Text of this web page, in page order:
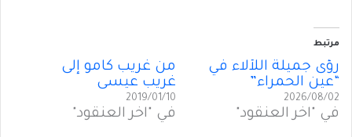
مرتبط
رؤًى جميلةُ اللأْلاء في
“عين الحمراء”
2026/08/02
في "آخر العنقود"
من غريب كامو إلى
غريب عيسى
2019/01/10
في "آخر العنقود"